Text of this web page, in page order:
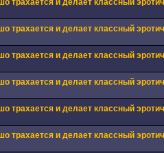
трахается и делает классный
трахается и делает классный
трахается и делает классный
трахается и делает классный
трахается и делает классный
трахается и делает классный